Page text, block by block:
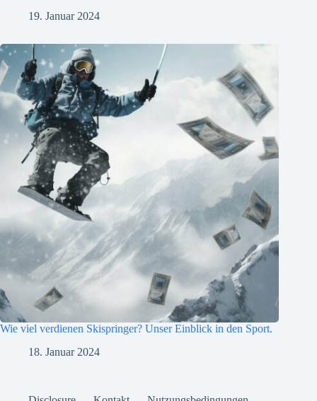
19. Januar 2024
Wie viel verdienen Skispringer? Unser Einblick in den Sport.
18. Januar 2024